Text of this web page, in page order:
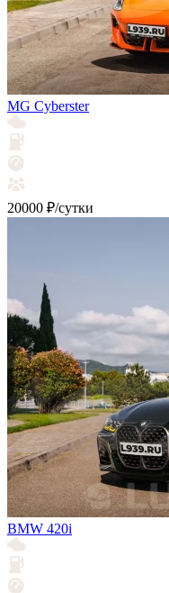
MG Cyberster
20000 ₽/сутки
BMW 420i